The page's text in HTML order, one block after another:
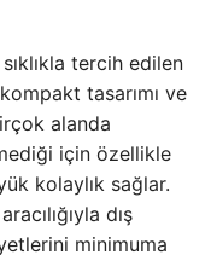
tercih edilen
tasarımı ve
alanda
için özellikle
kolaylık sağlar.
dış
minimuma